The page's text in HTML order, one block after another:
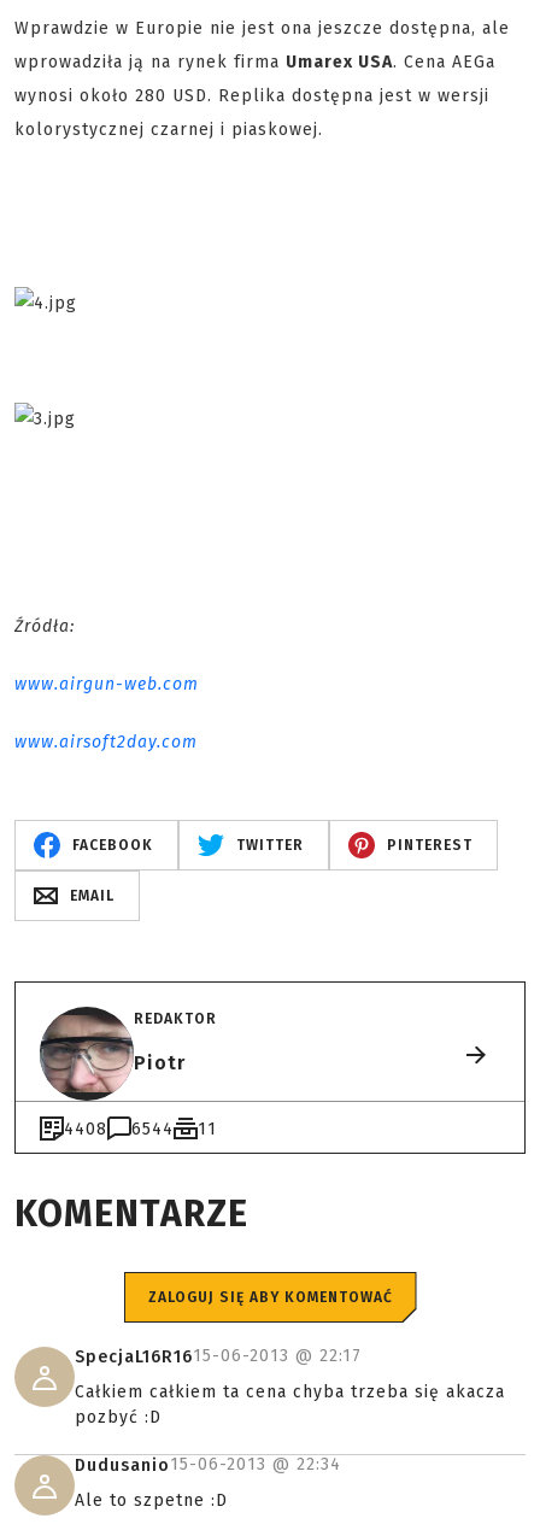
Wprawdzie w Europie nie jest ona jeszcze dostępna, ale
wprowadziła ją na rynek firma Umarex USA. Cena AEGa
wynosi około 280 USD. Replika dostępna jest w wersji
kolorystycznej czarnej i piaskowej.
Źródła:
www.airgun-web.com
www.airsoft2day.com
FACEBOOK TWITTER PINTEREST
EMAIL
REDAKTOR
Piotr
4408 6544 11
KOMENTARZE
ZALOGUJ SIĘ ABY KOMENTOWAĆ
SpecjaL16R1615-06-2013 @ 22:17
Całkiem całkiem ta cena chyba trzeba się akacza
pozbyć :D
Dudusanio15-06-2013 @ 22:34
Ale to szpetne :D